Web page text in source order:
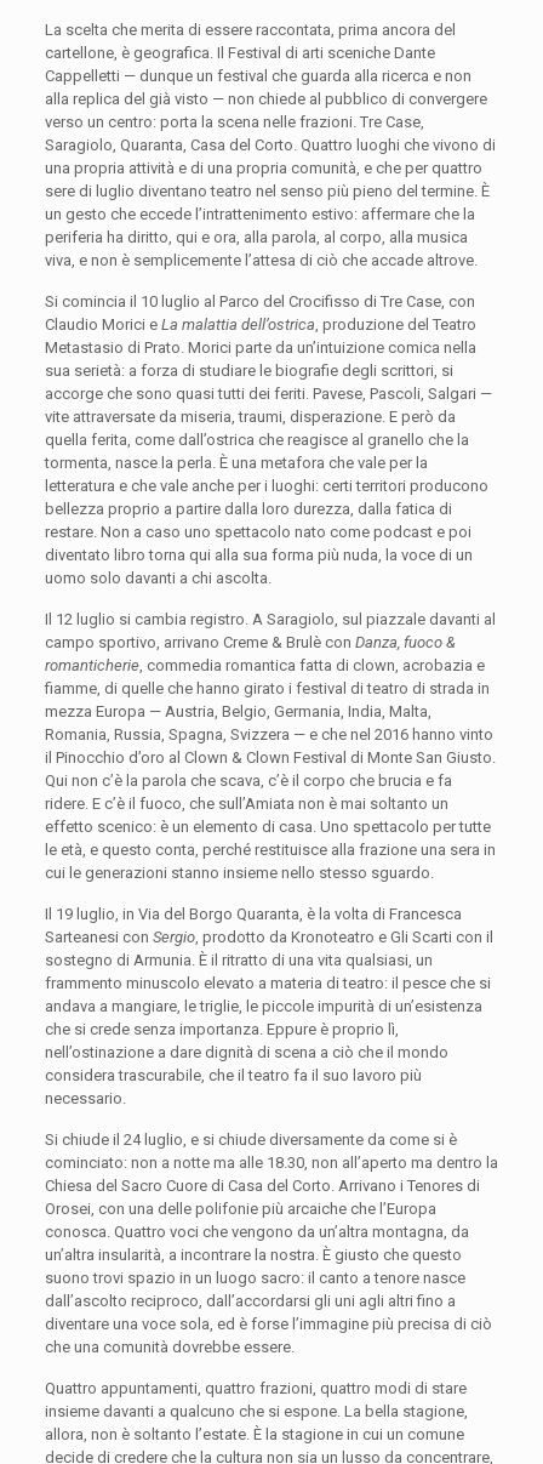
La scelta che merita di essere raccontata, prima ancora del
cartellone, è geografica. Il Festival di arti sceniche Dante
Cappelletti — dunque un festival che guarda alla ricerca e non
alla replica del già visto — non chiede al pubblico di convergere
verso un centro: porta la scena nelle frazioni. Tre Case,
Saragiolo, Quaranta, Casa del Corto. Quattro luoghi che vivono di
una propria attività e di una propria comunità, e che per quattro
sere di luglio diventano teatro nel senso più pieno del termine. È
un gesto che eccede l’intrattenimento estivo: affermare che la
periferia ha diritto, qui e ora, alla parola, al corpo, alla musica
viva, e non è semplicemente l’attesa di ciò che accade altrove.
Si comincia il 10 luglio al Parco del Crocifisso di Tre Case, con
Claudio Morici e La malattia dell’ostrica , produzione del Teatro
Metastasio di Prato. Morici parte da un’intuizione comica nella
sua serietà: a forza di studiare le biografie degli scrittori, si
accorge che sono quasi tutti dei feriti. Pavese, Pascoli, Salgari —
vite attraversate da miseria, traumi, disperazione. E però da
quella ferita, come dall’ostrica che reagisce al granello che la
tormenta, nasce la perla. È una metafora che vale per la
letteratura e che vale anche per i luoghi: certi territori producono
bellezza proprio a partire dalla loro durezza, dalla fatica di
restare. Non a caso uno spettacolo nato come podcast e poi
diventato libro torna qui alla sua forma più nuda, la voce di un
uomo solo davanti a chi ascolta.
Il 12 luglio si cambia registro. A Saragiolo, sul piazzale davanti al
campo sportivo, arrivano Creme & Brulè con Danza, fuoco &
romanticherie, commedia romantica fatta di clown, acrobazia e
fiamme, di quelle che hanno girato i festival di teatro di strada in
mezza Europa — Austria, Belgio, Germania, India, Malta,
Romania, Russia, Spagna, Svizzera — e che nel 2016 hanno vinto
il Pinocchio d’oro al Clown & Clown Festival di Monte San Giusto.
Qui non c’è la parola che scava, c’è il corpo che brucia e fa
ridere. E c’è il fuoco, che sull’Amiata non è mai soltanto un
effetto scenico: è un elemento di casa. Uno spettacolo per tutte
le età, e questo conta, perché restituisce alla frazione una sera in
cui le generazioni stanno insieme nello stesso sguardo.
Il 19 luglio, in Via del Borgo Quaranta, è la volta di Francesca
Sarteanesi con Sergio, prodotto da Kronoteatro e Gli Scarti con il
sostegno di Armunia. È il ritratto di una vita qualsiasi, un
frammento minuscolo elevato a materia di teatro: il pesce che si
andava a mangiare, le triglie, le piccole impurità di un’esistenza
che si crede senza importanza. Eppure è proprio lì,
nell’ostinazione a dare dignità di scena a ciò che il mondo
considera trascurabile, che il teatro fa il suo lavoro più
necessario.
Si chiude il 24 luglio, e si chiude diversamente da come si è
cominciato: non a notte ma alle 18.30, non all’aperto ma dentro la
Chiesa del Sacro Cuore di Casa del Corto. Arrivano i Tenores di
Orosei, con una delle polifonie più arcaiche che l’Europa
conosca. Quattro voci che vengono da un’altra montagna, da
un’altra insularità, a incontrare la nostra. È giusto che questo
suono trovi spazio in un luogo sacro: il canto a tenore nasce
dall’ascolto reciproco, dall’accordarsi gli uni agli altri fino a
diventare una voce sola, ed è forse l’immagine più precisa di ciò
che una comunità dovrebbe essere.
Quattro appuntamenti, quattro frazioni, quattro modi di stare
insieme davanti a qualcuno che si espone. La bella stagione,
allora, non è soltanto l’estate. È la stagione in cui un comune
decide di credere che la cultura non sia un lusso da concentrare,